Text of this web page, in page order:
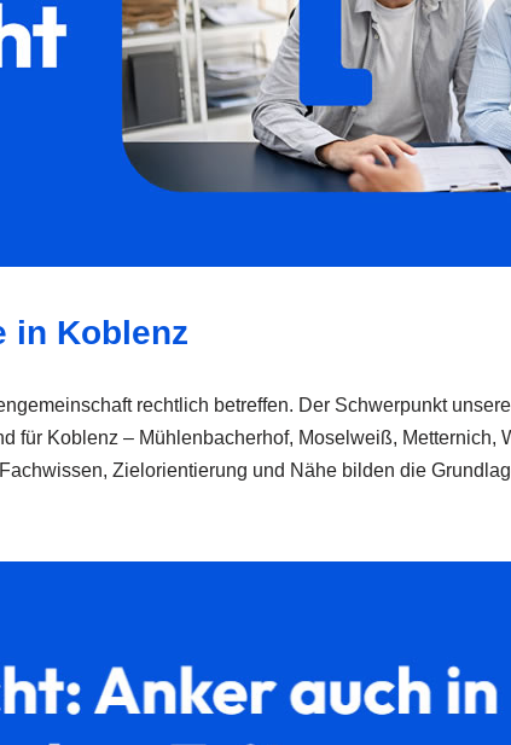
in Koblenz
rechtlich betreffen. Der Schwerpunkt
Koblenz – Mühlenbacherhof, Moselweiß, Metternich,
Zielorientierung und Nähe bilden die